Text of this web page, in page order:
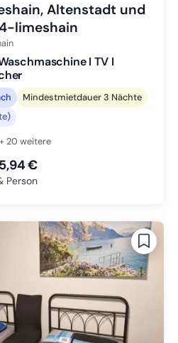
Altenstadt und
limeshain
I TV I
Mindestmietdauer 3 Nächte
+ 20 weitere
€
Person